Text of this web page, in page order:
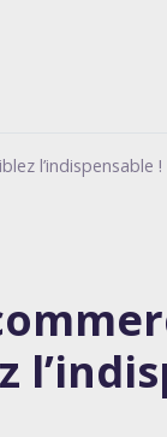
l’indispensable !